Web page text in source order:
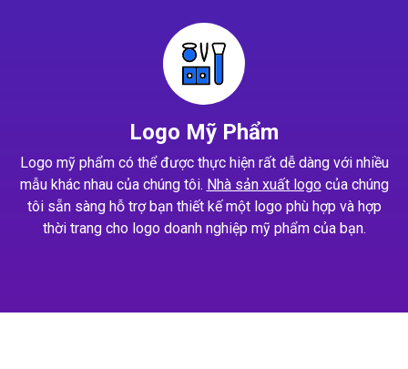
Logo Mỹ Phẩm
Logo mỹ phẩm có thể được thực hiện rất dễ dàng với nhiều
mẫu khác nhau của chúng tôi. Nhà sản xuất logocủa chúng
tôi sẵn sàng hỗ trợ bạn thiết kế một logo phù hợp và hợp
thời trang cho logo doanh nghiệp mỹ phẩm của bạn.